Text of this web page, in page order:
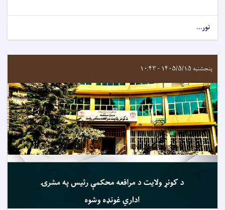
نور...
پنجشنبه ۱۴۰۵/۵/۱۵ - ۱۰:۴۳